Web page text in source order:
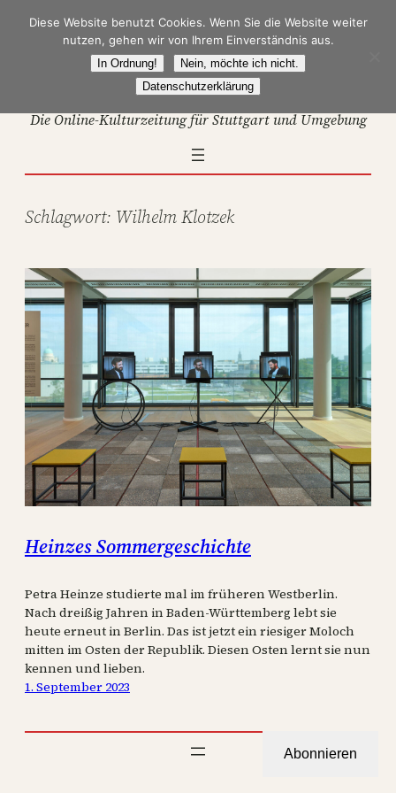
Zum
Die Online-Kulturzeitung für Stuttgart und Umgebung
Schlagwort: Wilhelm Klotzek
Heinzes Sommergeschichte
Petra Heinze studierte mal im früheren Westberlin.
Nach dreißig Jahren in Baden-Württemberg lebt sie
heute erneut in Berlin. Das ist jetzt ein riesiger Moloch
mitten im Osten der Republik. Diesen Osten lernt sie nun
kennen und lieben.
1. September 2023
Abonnieren
Diese Website benutzt Cookies. Wenn Sie die Website weiter
nutzen, gehen wir von Ihrem Einverständnis aus.
In Ordnung!
Nein, möchte ich nicht.
Datenschutzerklärung